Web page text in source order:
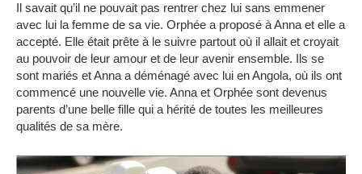
Il savait qu’il ne pouvait pas rentrer chez lui sans emmener
avec lui la femme de sa vie. Orphée a proposé à Anna et elle a
accepté. Elle était prête à le suivre partout où il allait et croyait
au pouvoir de leur amour et de leur avenir ensemble. Ils se
sont mariés et Anna a déménagé avec lui en Angola, où ils ont
commencé une nouvelle vie. Anna et Orphée sont devenus
parents d’une belle fille qui a hérité de toutes les meilleures
qualités de sa mère.